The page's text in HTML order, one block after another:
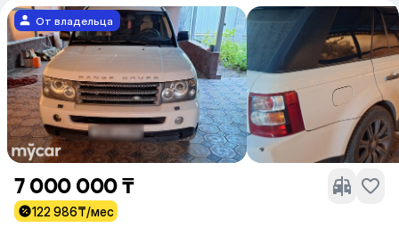
От владельца
7 000 000 ₸
122 986₸/мес